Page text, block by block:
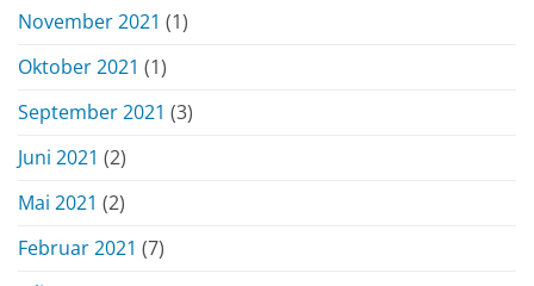
November 2021 (1)
Oktober 2021 (1)
September 2021 (3)
Juni 2021 (2)
Mai 2021 (2)
Februar 2021 (7)